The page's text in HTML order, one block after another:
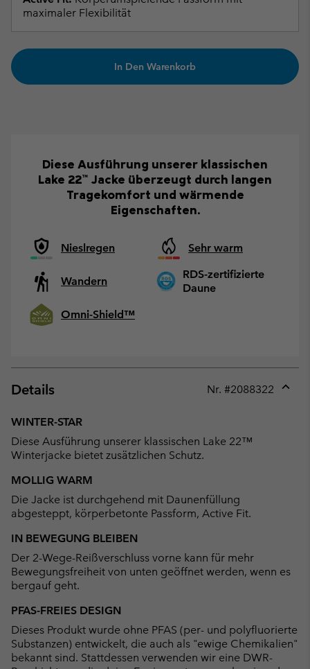
maximaler Flexibilität
In Den Warenkorb
Diese Ausführung unserer klassischen
Lake 22™ Jacke überzeugt durch langen
Tragekomfort und wärmende
Eigenschaften.
Nieslregen Sehr warm
Wandern
RDS-zertifizierte
Daune
Omni-Shield™
Details Nr. #2088322
WINTER-STAR
Diese Ausführung unserer klassischen Lake 22™
Winterjacke bietet zusätzlichen Schutz.
MOLLIG WARM
Die Jacke ist durchgehend mit Daunenfüllung
abgesteppt, körperbetonte Passform, Active Fit.
IN BEWEGUNG BLEIBEN
Der 2-Wege-Reißverschluss vorne kann für mehr
Bewegungsfreiheit von unten geöffnet werden, wenn es
bergauf geht.
PFAS-FREIES DESIGN
Dieses Produkt wurde ohne PFAS (per- und polyfluorierte
Substanzen) entwickelt, die auch als "ewige Chemikalien"
bekannt sind. Stattdessen verwenden wir eine DWR-